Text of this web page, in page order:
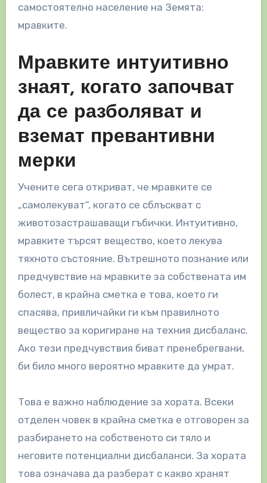
самостоятелно население на Земята:
мравките.
Мравките интуитивно
знаят, когато започват
да се разболяват и
вземат превантивни
мерки
Учените сега откриват, че мравките се
„самолекуват“, когато се сблъскват с
животозастрашаващи гъбички. Интуитивно,
мравките търсят вещество, което лекува
тяхното състояние. Вътрешното познание или
предчувствие на мравките за собствената им
болест, в крайна сметка е това, което ги
спасява, привличайки ги към правилното
вещество за коригиране на техния дисбаланс.
Ако тези предчувствия биват пренебрегвани,
би било много вероятно мравките да умрат.
Това е важно наблюдение за хората. Всеки
отделен човек в крайна сметка е отговорен за
разбирането на собственото си тяло и
неговите потенциални дисбаланси. За хората
това означава да разберат с какво хранят